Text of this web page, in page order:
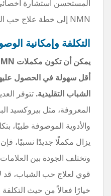
المستحسن استشارة
NMN إلى خطة علاج حب الشباب.
التكلفة وإمكانية
أقل سهولة في الحصول
الشباب التقليدية. تتوفر
المعروفة، مثل بيروكسيد
يزال مكملًا جديدًا نسبيًا،
وتختلف الجودة بين
خيارًا فعالاً من حيث التكلفة